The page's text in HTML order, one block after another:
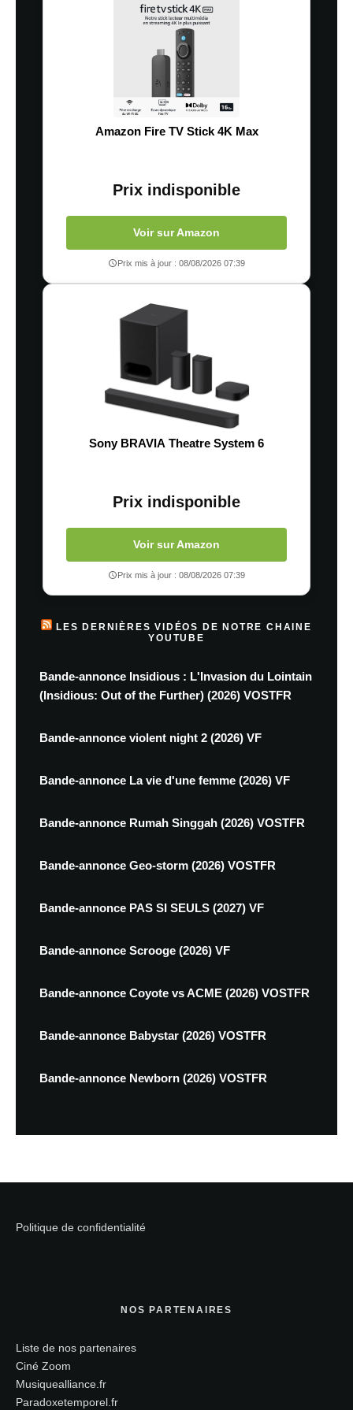
Amazon Fire TV Stick 4K Max
Prix indisponible
Voir sur Amazon
Prix mis à jour : 08/08/2026 07:39
Sony BRAVIA Theatre System 6
Prix indisponible
Voir sur Amazon
Prix mis à jour : 08/08/2026 07:39
LES DERNIÈRES VIDÉOS DE NOTRE CHAINE
YOUTUBE
Bande-annonce Insidious : L'Invasion du Lointain
(Insidious: Out of the Further) (2026) VOSTFR
Bande-annonce violent night 2 (2026) VF
Bande-annonce La vie d'une femme (2026) VF
Bande-annonce Rumah Singgah (2026) VOSTFR
Bande-annonce Geo-storm (2026) VOSTFR
Bande-annonce PAS SI SEULS (2027) VF
Bande-annonce Scrooge (2026) VF
Bande-annonce Coyote vs ACME (2026) VOSTFR
Bande-annonce Babystar (2026) VOSTFR
Bande-annonce Newborn (2026) VOSTFR
Politique de confidentialité
NOS PARTENAIRES
Liste de nos partenaires
Ciné Zoom
Musiquealliance.fr
Paradoxetemporel.fr